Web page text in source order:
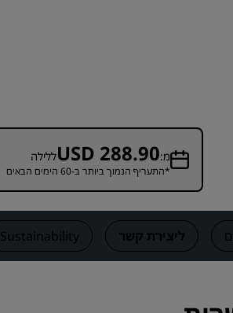
בקר בבלוג שלנו
Radisson Rewards
גלו את Radisson Rewards
יתרונות
כיצד להשתמש בנקודות
מ:USD 288.90ללילה
*התעריף הנמוך ביותר ב-60 הימים הבאים
ליצירת קשר Sustainability